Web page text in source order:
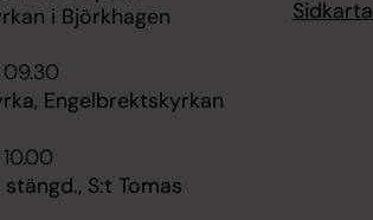
i Björkhagen
Engelbrektskyrkan
S:t Tomas
Sidkarta